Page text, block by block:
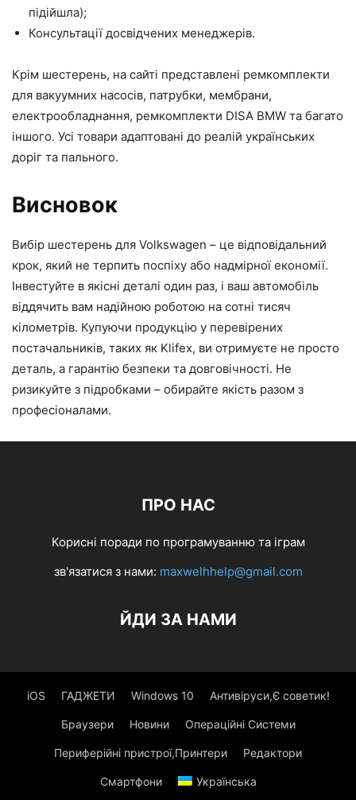
підійшла);
Консультації досвідчених менеджерів.
Крім шестерень, на сайті представлені ремкомплекти
для вакуумних насосів, патрубки, мембрани,
електрообладнання, ремкомплекти DISA BMW та багато
іншого. Усі товари адаптовані до реалій українських
доріг та пального.
Висновок
Вибір шестерень для Volkswagen – це відповідальний
крок, який не терпить поспіху або надмірної економії.
Інвестуйте в якісні деталі один раз, і ваш автомобіль
віддячить вам надійною роботою на сотні тисяч
кілометрів. Купуючи продукцію у перевірених
постачальників, таких як Klifex, ви отримуєте не просто
деталь, а гарантію безпеки та довговічності. Не
ризикуйте з підробками – обирайте якість разом з
професіоналами.
ПРО НАС
Корисні поради по програмуванню та іграм
зв'язатися з нами: maxwelhhelp@gmail.com
ЙДИ ЗА НАМИ
iOS ГАДЖЕТИ Windows 10 Антивіруси,Є советик!
Браузери Новини Операційні Системи
Периферійні пристрої,Принтери Редактори
Смартфони Українська